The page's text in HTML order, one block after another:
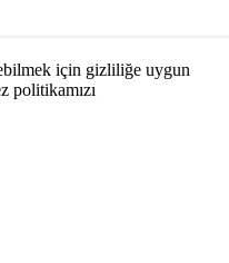
için gizliliğe uygun
politikamızı